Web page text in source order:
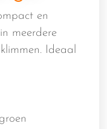
en
meerdere
Ideaal